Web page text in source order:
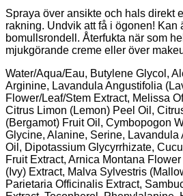
Spraya över ansikte och hals direkt
rakning. Undvik att få i ögonen! Kan
bomullsrondell. Återfukta när som
mjukgörande creme eller över
Water/Aqua/Eau, Butylene Glycol,
Arginine, Lavandula Angustifolia
Flower/Leaf/Stem Extract, Melissa
Citrus Limon (Lemon) Peel Oil,
(Bergamot) Fruit Oil, Cymbopogon
Glycine, Alanine, Serine, Lavandula
Oil, Dipotassium Glycyrrhizate,
Fruit Extract, Arnica Montana
(Ivy) Extract, Malva Sylvestris
Parietaria Officinalis Extract,